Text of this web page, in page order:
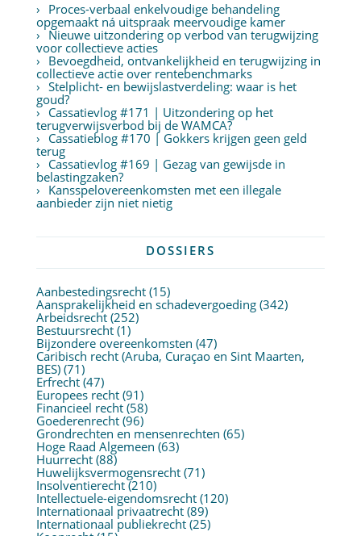
Proces-verbaal enkelvoudige behandeling
opgemaakt ná uitspraak meervoudige kamer
Nieuwe uitzondering op verbod van terugwijzing
voor collectieve acties
Bevoegdheid, ontvankelijkheid en terugwijzing in
collectieve actie over rentebenchmarks
Stelplicht- en bewijslastverdeling: waar is het
goud?
Cassatievlog #171 | Uitzondering op het
terugverwijsverbod bij de WAMCA?
Cassatieblog #170 | Gokkers krijgen geen geld
terug
Cassatievlog #169 | Gezag van gewijsde in
belastingzaken?
Kansspelovereenkomsten met een illegale
aanbieder zijn niet nietig
DOSSIERS
Aanbestedingsrecht(15)
Aansprakelijkheid en schadevergoeding(342)
Arbeidsrecht(252)
Bestuursrecht(1)
Bijzondere overeenkomsten (47)
Caribisch recht (Aruba, Curaçao en Sint Maarten,
BES)(71)
Erfrecht(47)
Europees recht(91)
Financieel recht(58)
Goederenrecht(96)
Grondrechten en mensenrechten (65)
Hoge Raad Algemeen (63)
Huurrecht(88)
Huwelijksvermogensrecht(71)
Insolventierecht(210)
Intellectuele-eigendomsrecht(120)
Internationaal privaatrecht(89)
Internationaal publiekrecht(25)